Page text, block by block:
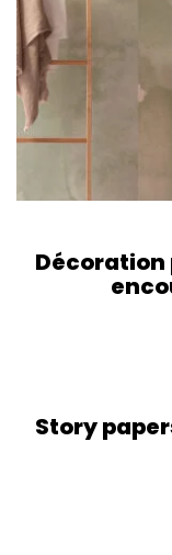
Décoration
Story